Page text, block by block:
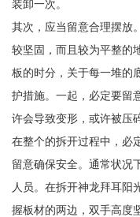
装卸一次。
其次，应当留意合理摆放
较坚固，而且较为平整的
板的时分，关于每一堆的
护措施。一起，必定要留
许会导致变形，或许被压
在整个的拆开过程中，必
留意确保安全。通常状况
人员。在拆开神龙拜耳阳
握板材的两边，双手高度